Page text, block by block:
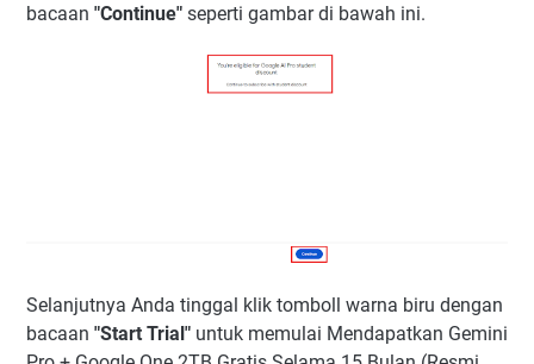
bacaan "Continue" seperti gambar di bawah ini.
Selanjutnya Anda tinggal klik tomboll warna biru dengan
bacaan "Start Trial" untuk memulai Mendapatkan Gemini